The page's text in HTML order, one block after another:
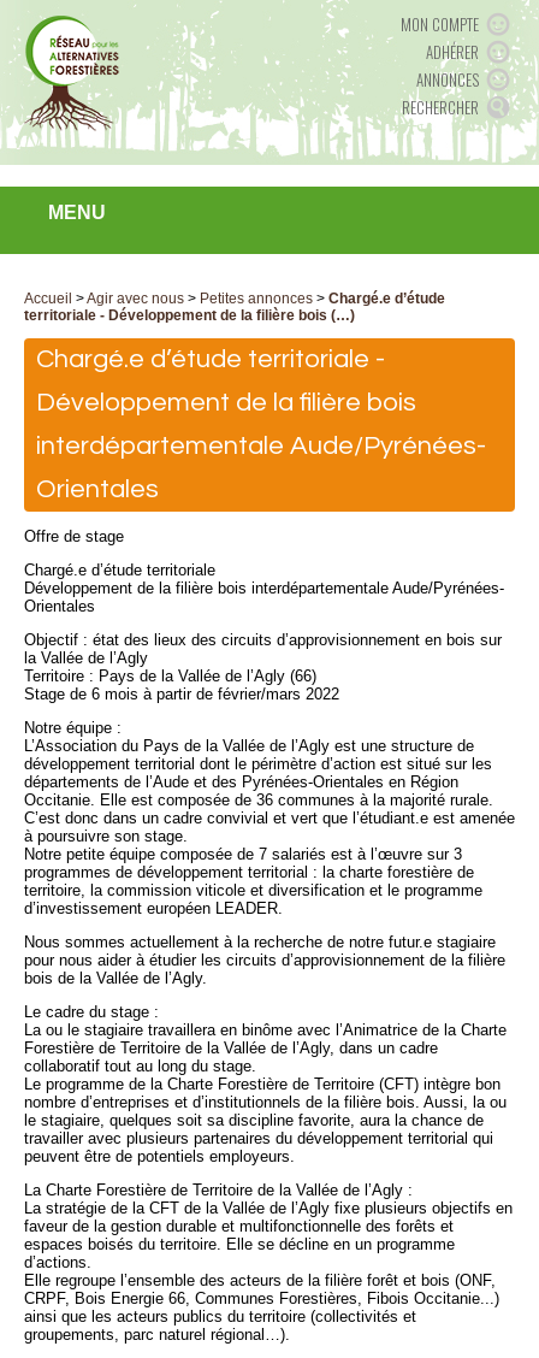
MON COMPTE
ADHÉRER
ANNONCES
RECHERCHER
MENU
Accueil >Agir avec nous > Petites annonces > Chargé.e d’étude
territoriale - Développement de la filière bois (…)
Chargé.e d’étude territoriale -
Développement de la filière bois
interdépartementale Aude/Pyrénées-
Orientales
Offre de stage
Chargé.e d’étude territoriale
Développement de la filière bois interdépartementale Aude/Pyrénées-
Orientales
Objectif : état des lieux des circuits d’approvisionnement en bois sur
la Vallée de l’Agly
Territoire : Pays de la Vallée de l’Agly (66)
Stage de 6 mois à partir de février/mars 2022
Notre équipe :
L’Association du Pays de la Vallée de l’Agly est une structure de
développement territorial dont le périmètre d’action est situé sur les
départements de l’Aude et des Pyrénées-Orientales en Région
Occitanie. Elle est composée de 36 communes à la majorité rurale.
C’est donc dans un cadre convivial et vert que l’étudiant.e est amenée
à poursuivre son stage.
Notre petite équipe composée de 7 salariés est à l’œuvre sur 3
programmes de développement territorial : la charte forestière de
territoire, la commission viticole et diversification et le programme
d’investissement européen LEADER.
Nous sommes actuellement à la recherche de notre futur.e stagiaire
pour nous aider à étudier les circuits d’approvisionnement de la filière
bois de la Vallée de l’Agly.
Le cadre du stage :
La ou le stagiaire travaillera en binôme avec l’Animatrice de la Charte
Forestière de Territoire de la Vallée de l’Agly, dans un cadre
collaboratif tout au long du stage.
Le programme de la Charte Forestière de Territoire (CFT) intègre bon
nombre d’entreprises et d’institutionnels de la filière bois. Aussi, la ou
le stagiaire, quelques soit sa discipline favorite, aura la chance de
travailler avec plusieurs partenaires du développement territorial qui
peuvent être de potentiels employeurs.
La Charte Forestière de Territoire de la Vallée de l’Agly :
La stratégie de la CFT de la Vallée de l’Agly fixe plusieurs objectifs en
faveur de la gestion durable et multifonctionnelle des forêts et
espaces boisés du territoire. Elle se décline en un programme
d’actions.
Elle regroupe l’ensemble des acteurs de la filière forêt et bois (ONF,
CRPF, Bois Energie 66, Communes Forestières, Fibois Occitanie...)
ainsi que les acteurs publics du territoire (collectivités et
groupements, parc naturel régional…).